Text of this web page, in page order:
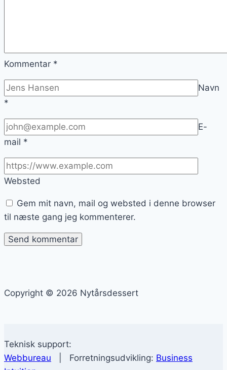
Kommentar *
Navn
*
E-
mail *
Websted
Gem mit navn, mail og websted i denne browser
til næste gang jeg kommenterer.
Copyright © 2026 Nytårsdessert
Teknisk support:
Webbureau | Forretningsudvikling: Business